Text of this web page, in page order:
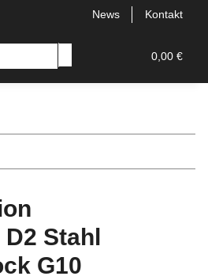
News Kontakt
0,00 €
Stahl
G10